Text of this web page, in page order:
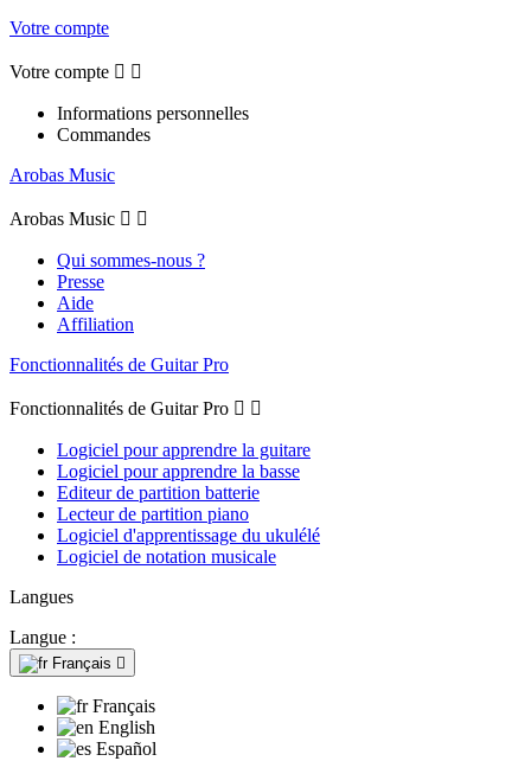
Votre compte
Votre compte  
Informations personnelles
Commandes
Arobas Music
Arobas Music  
Qui sommes-nous ?
Presse
Aide
Affiliation
Fonctionnalités de Guitar Pro
Fonctionnalités de Guitar Pro  
Logiciel pour apprendre la guitare
Logiciel pour apprendre la basse
Editeur de partition batterie
Lecteur de partition piano
Logiciel d'apprentissage du ukulélé
Logiciel de notation musicale
Langues
Langue :
Français 
Français
English
Español